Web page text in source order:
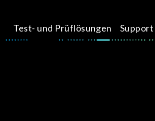
Test- und Prüflösungen Support